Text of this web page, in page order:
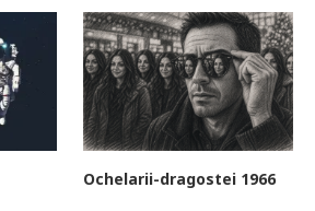
Ochelarii-dragostei 1966